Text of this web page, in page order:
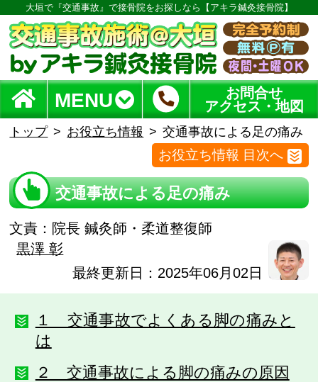
大垣で『交通事故』で接骨院をお探しなら【アキラ鍼灸接骨院】
MENU
お問合せ
アクセス・地図
トップ お役立ち情報 交通事故による足の痛み
お役立ち情報 目次へ
交通事故による足の痛み
文責： 院長 鍼灸師・柔道整復師
黒澤 彰
最終更新日：2025年06月02日
１ 交通事故でよくある脚の痛みと
は
２ 交通事故による脚の痛みの原因